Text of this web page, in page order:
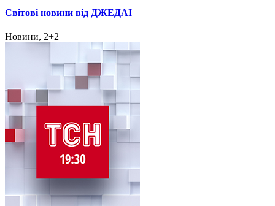
Світові новини від ДЖЕДАІ
Новини, 2+2